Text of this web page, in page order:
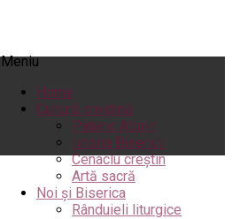
Meniu
Home
Cultură creștină
Pateric Atonit
Istoria Bisericii
Cenaclu creștin
Artă sacră
Noi și Biserica
Rânduieli liturgice